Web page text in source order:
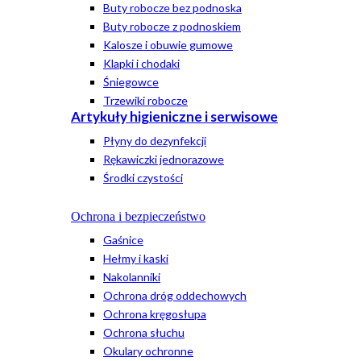
Buty robocze bez podnoska
Buty robocze z podnoskiem
Kalosze i obuwie gumowe
Klapki i chodaki
Śniegowce
Trzewiki robocze
Artykuły higieniczne i serwisowe
Płyny do dezynfekcji
Rękawiczki jednorazowe
Środki czystości
Ochrona i bezpieczeństwo
Gaśnice
Hełmy i kaski
Nakolanniki
Ochrona dróg oddechowych
Ochrona kręgosłupa
Ochrona słuchu
Okulary ochronne